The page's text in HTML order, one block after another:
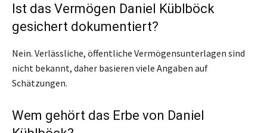
Ist das Vermögen Daniel Küblböck
gesichert dokumentiert?
Nein. Verlässliche, öffentliche Vermögensunterlagen sind
nicht bekannt, daher basieren viele Angaben auf
Schätzungen.
Wem gehört das Erbe von Daniel